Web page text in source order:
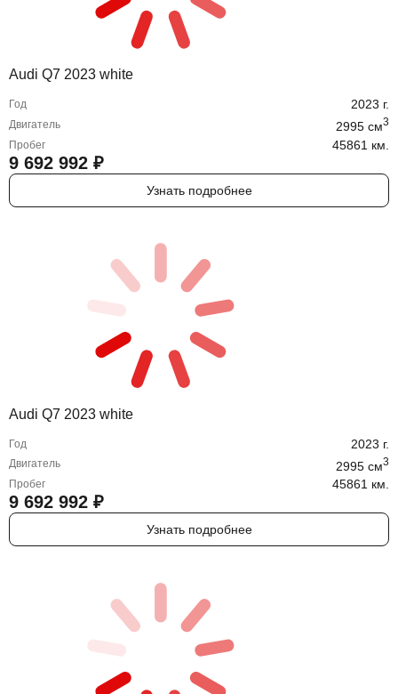
Audi Q7 2023 white
Год 2023 г.
Двигатель 2995 cм3
Пробег 45861 км.
9 692 992 ₽
Узнать подробнее
Audi Q7 2023 white
Год 2023 г.
Двигатель 2995 cм3
Пробег 45861 км.
9 692 992 ₽
Узнать подробнее